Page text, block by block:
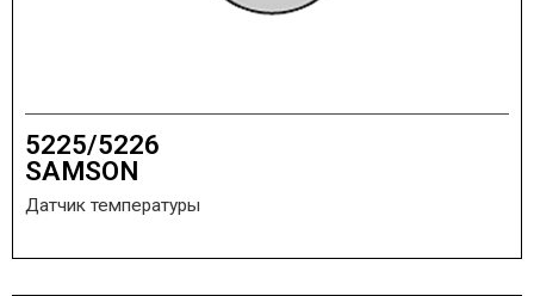
5225/5226
SAMSON
Датчик температуры